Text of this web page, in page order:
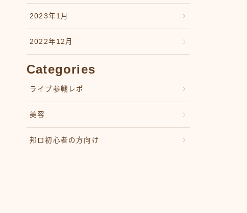
2023年1月
2022年12月
Categories
ライブ参戦レポ
美容
邦ロ初心者の方向け